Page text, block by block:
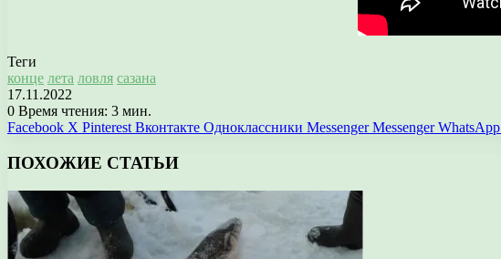
Теги
конце лета ловля сазана
17.11.2022
0 Время чтения: 3 мин.
Facebook X Pinterest Вконтакте Одноклассники Messenger Messenger WhatsApp
ПОХОЖИЕ СТАТЬИ